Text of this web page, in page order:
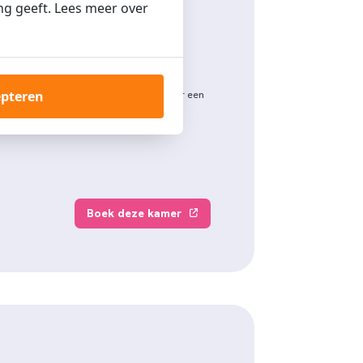
met tweepersoonsbed
voor een
Boek deze kamer
geeft. Lees meer over